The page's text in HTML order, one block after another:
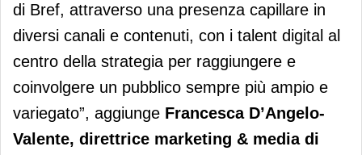
di Bref, attraverso una presenza capillare in
diversi canali e contenuti, con i talent digital al
centro della strategia per raggiungere e
coinvolgere un pubblico sempre più ampio e
variegato”, aggiunge Francesca D’Angelo-
Valente, direttrice marketing & media di